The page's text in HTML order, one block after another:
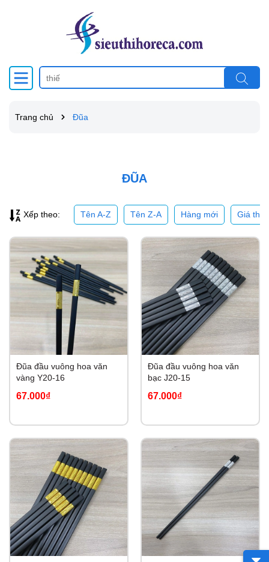
Trang chủ Đũa
ĐŨA
Xếp theo: Tên A-Z Tên Z-A Hàng mới Giá
Đũa đầu vuông hoa văn
vàng Y20-16
67.000₫
Đũa đầu vuông hoa văn
bạc J20-15
67.000₫